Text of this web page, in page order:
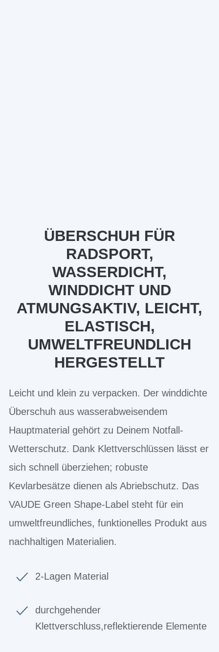
ÜBERSCHUH FÜR
RADSPORT,
WASSERDICHT,
WINDDICHT UND
ATMUNGSAKTIV, LEICHT,
ELASTISCH,
UMWELTFREUNDLICH
HERGESTELLT
Leicht und klein zu verpacken. Der winddichte
Überschuh aus wasserabweisendem
Hauptmaterial gehört zu Deinem Notfall-
Wetterschutz. Dank Klettverschlüssen lässt er
sich schnell überziehen; robuste
Kevlarbesätze dienen als Abriebschutz. Das
VAUDE Green Shape-Label steht für ein
umweltfreundliches, funktionelles Produkt aus
nachhaltigen Materialien.
2-Lagen Material
durchgehender
Klettverschluss,reflektierende Elemente